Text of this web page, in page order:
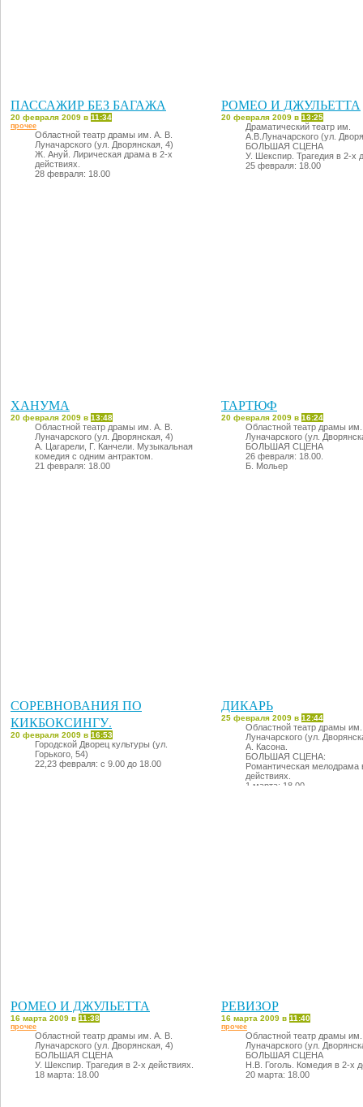
ПАССАЖИР БЕЗ БАГАЖА
20 февраля 2009 в 11:34
прочее
Областной театр драмы им. А. В.
Луначарского (ул. Дворянская, 4)
Ж. Ануй. Лирическая драма в 2-х
действиях.
28 февраля: 18.00
РОМЕО И ДЖУЛЬЕТТА
20 февраля 2009 в 13:25
Драматический театр им.
А.В.Луначарского (ул.
БОЛЬШАЯ СЦЕНА
У. Шекспир. Трагедия в 2-х
25 февраля: 18.00
ХАНУМА
20 февраля 2009 в 13:48
Областной театр драмы им. А. В.
Луначарского (ул. Дворянская, 4)
А. Цагарели, Г. Канчели. Музыкальная
комедия с одним антрактом.
21 февраля: 18.00
ТАРТЮФ
20 февраля 2009 в 16:24
Областной театр драмы
Луначарского (ул.
БОЛЬШАЯ СЦЕНА
26 февраля: 18.00.
Б. Мольер
СОРЕВНОВАНИЯ ПО
КИКБОКСИНГУ.
20 февраля 2009 в 16:53
Городской Дворец культуры (ул.
Горького, 54)
22,23 февраля: с 9.00 до 18.00
ДИКАРЬ
25 февраля 2009 в 12:44
Областной театр драмы
Луначарского (ул.
А. Касона.
БОЛЬШАЯ СЦЕНА:
Романтическая мелодрама
действиях.
1 марта: 18.00
РОМЕО И ДЖУЛЬЕТТА
16 марта 2009 в 11:38
прочее
Областной театр драмы им. А. В.
Луначарского (ул. Дворянская, 4)
БОЛЬШАЯ СЦЕНА
У. Шекспир. Трагедия в 2-х действиях.
18 марта: 18.00
РЕВИЗОР
16 марта 2009 в 11:40
прочее
Областной театр драмы
Луначарского (ул.
БОЛЬШАЯ СЦЕНА
Н.В. Гоголь. Комедия в 2-х
20 марта: 18.00